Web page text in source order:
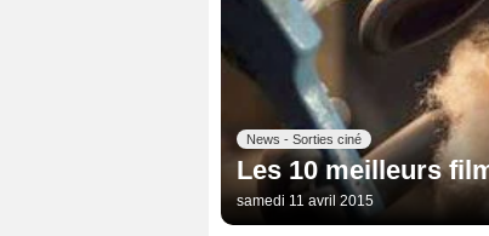
News - Sorties ciné
Les 10 meilleurs
samedi 11 avril 2015